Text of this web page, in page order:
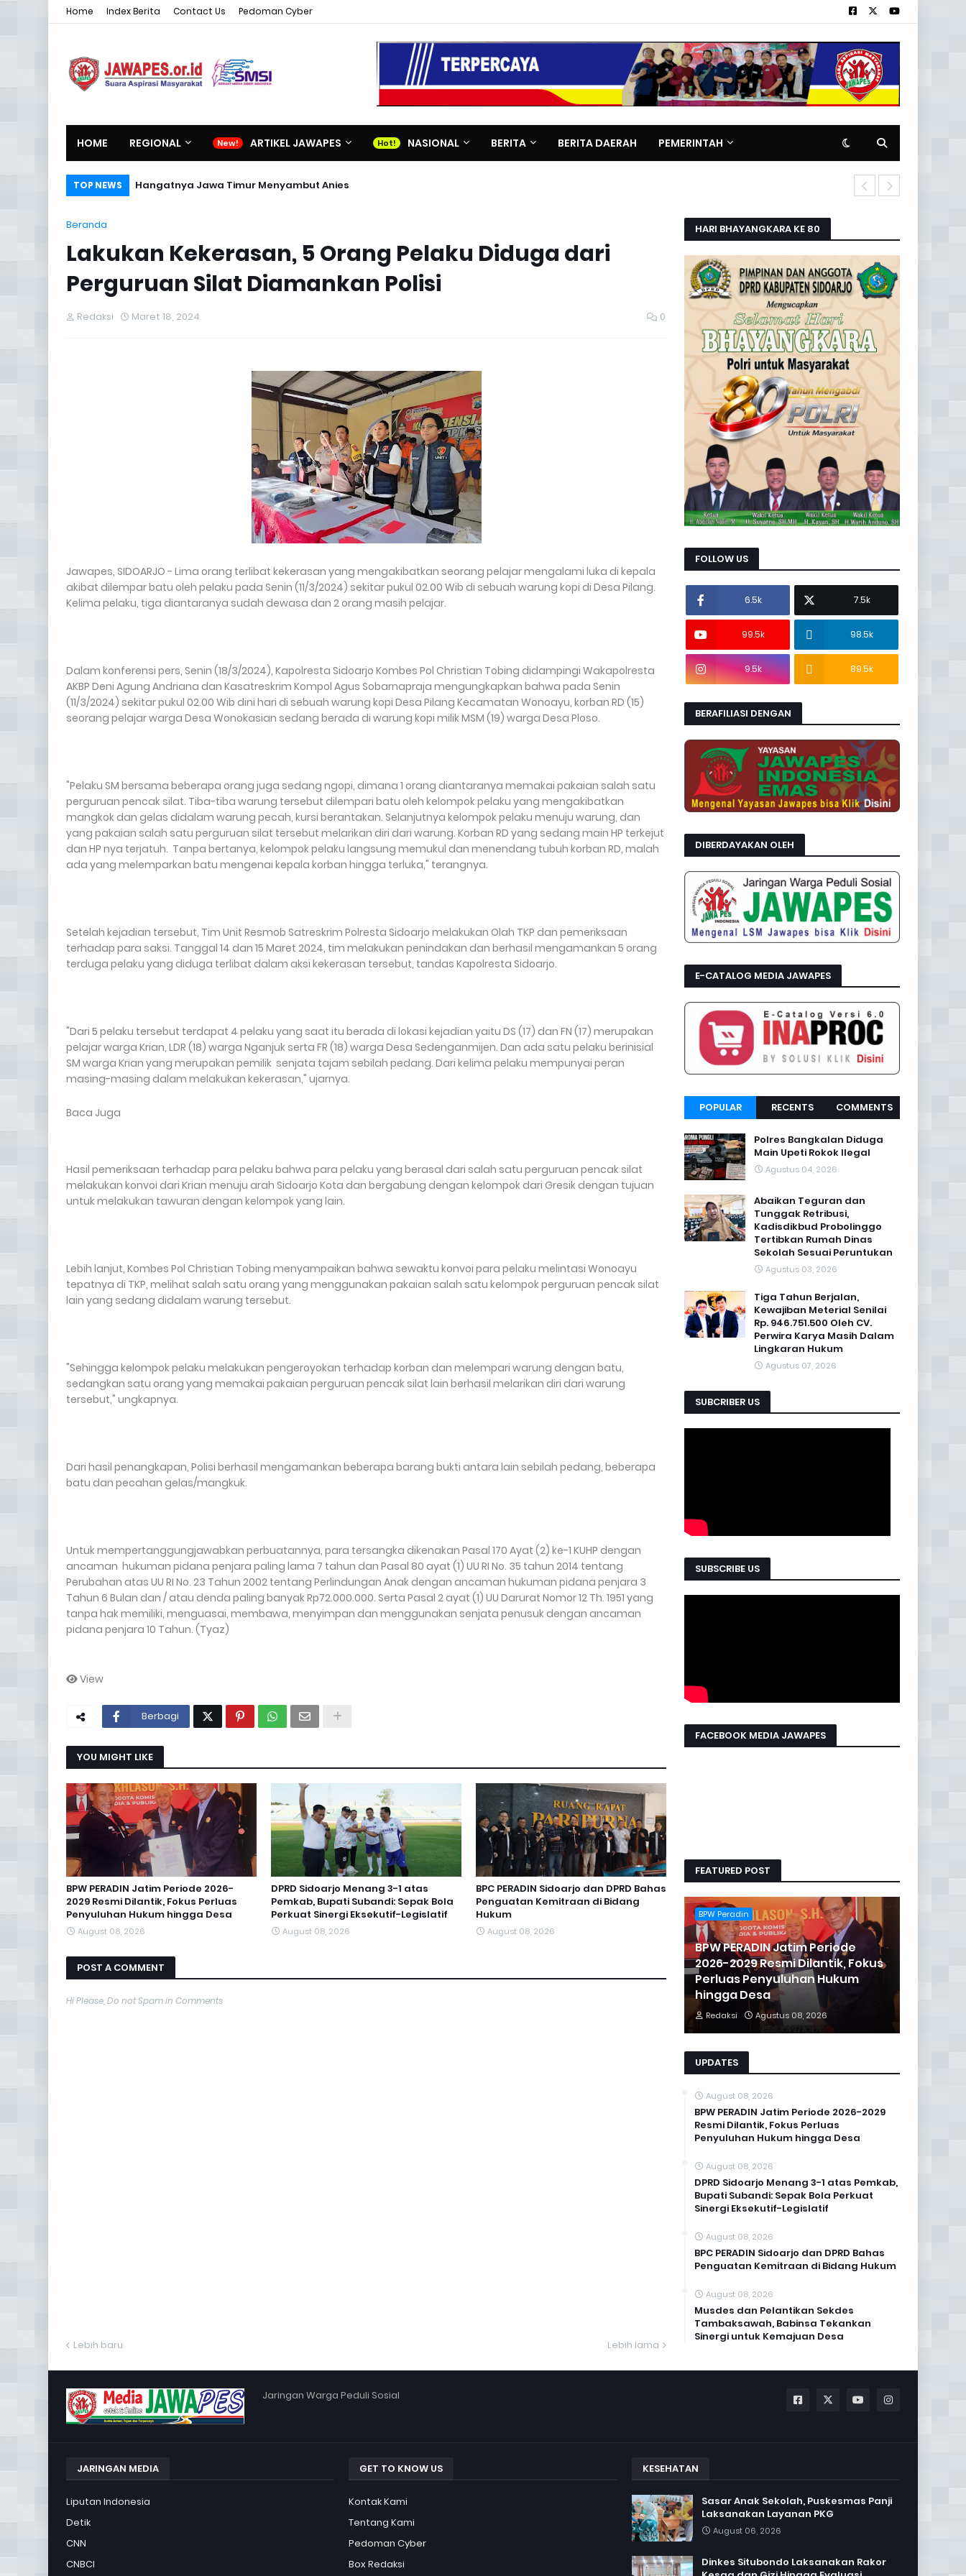
Home Index Berita Contact Us Pedoman Cyber
HOME REGIONAL ARTIKEL JAWAPES NASIONAL BERITA BERITA DAERAH PEMERINTAH
TOP NEWS Hangatnya Jawa Timur Menyambut Anies
Beranda
Lakukan Kekerasan, 5 Orang Pelaku Diduga dari
Perguruan Silat Diamankan Polisi
Redaksi Maret 18, 2024 0
Jawapes, SIDOARJO - Lima orang terlibat kekerasan yang mengakibatkan seorang pelajar mengalami luka di kepala
akibat dilempar batu oleh pelaku pada Senin (11/3/2024) sekitar pukul 02.00 Wib di sebuah warung kopi di Desa Pilang.
Kelima pelaku, tiga diantaranya sudah dewasa dan 2 orang masih pelajar.
Dalam konferensi pers, Senin (18/3/2024), Kapolresta Sidoarjo Kombes Pol Christian Tobing didampingi Wakapolresta
AKBP Deni Agung Andriana dan Kasatreskrim Kompol Agus Sobarnapraja mengungkapkan bahwa pada Senin
(11/3/2024) sekitar pukul 02.00 Wib dini hari di sebuah warung kopi Desa Pilang Kecamatan Wonoayu, korban RD (15)
seorang pelajar warga Desa Wonokasian sedang berada di warung kopi milik MSM (19) warga Desa Ploso.
"Pelaku SM bersama beberapa orang juga sedang ngopi, dimana 1 orang diantaranya memakai pakaian salah satu
perguruan pencak silat. Tiba-tiba warung tersebut dilempari batu oleh kelompok pelaku yang mengakibatkan
mangkok dan gelas didalam warung pecah, kursi berantakan. Selanjutnya kelompok pelaku menuju warung, dan
yang pakaian salah satu perguruan silat tersebut melarikan diri dari warung. Korban RD yang sedang main HP terkejut
dan HP nya terjatuh. Tanpa bertanya, kelompok pelaku langsung memukul dan menendang tubuh korban RD, malah
ada yang melemparkan batu mengenai kepala korban hingga terluka," terangnya.
Setelah kejadian tersebut, Tim Unit Resmob Satreskrim Polresta Sidoarjo melakukan Olah TKP dan pemeriksaan
terhadap para saksi. Tanggal 14 dan 15 Maret 2024, tim melakukan penindakan dan berhasil mengamankan 5 orang
terduga pelaku yang diduga terlibat dalam aksi kekerasan tersebut, tandas Kapolresta Sidoarjo.
"Dari 5 pelaku tersebut terdapat 4 pelaku yang saat itu berada di lokasi kejadian yaitu DS (17) dan FN (17) merupakan
pelajar warga Krian, LDR (18) warga Nganjuk serta FR (18) warga Desa Sedenganmijen. Dan ada satu pelaku berinisial
SM warga Krian yang merupakan pemilik senjata tajam sebilah pedang. Dari kelima pelaku mempunyai peran
masing-masing dalam melakukan kekerasan," ujarnya.
Baca Juga
Hasil pemeriksaan terhadap para pelaku bahwa para pelaku yang berasal dari salah satu perguruan pencak silat
melakukan konvoi dari Krian menuju arah Sidoarjo Kota dan bergabung dengan kelompok dari Gresik dengan tujuan
untuk melakukan tawuran dengan kelompok yang lain.
Lebih lanjut, Kombes Pol Christian Tobing menyampaikan bahwa sewaktu konvoi para pelaku melintasi Wonoayu
tepatnya di TKP, melihat salah satu orang yang menggunakan pakaian salah satu kelompok perguruan pencak silat
lain yang sedang didalam warung tersebut.
"Sehingga kelompok pelaku melakukan pengeroyokan terhadap korban dan melempari warung dengan batu,
sedangkan satu orang yang memakai pakaian perguruan pencak silat lain berhasil melarikan diri dari warung
tersebut," ungkapnya.
Dari hasil penangkapan, Polisi berhasil mengamankan beberapa barang bukti antara lain sebilah pedang, beberapa
batu dan pecahan gelas/mangkuk.
Untuk mempertanggungjawabkan perbuatannya, para tersangka dikenakan Pasal 170 Ayat (2) ke-1 KUHP dengan
ancaman hukuman pidana penjara paling lama 7 tahun dan Pasal 80 ayat (1) UU RI No. 35 tahun 2014 tentang
Perubahan atas UU RI No. 23 Tahun 2002 tentang Perlindungan Anak dengan ancaman hukuman pidana penjara 3
Tahun 6 Bulan dan / atau denda paling banyak Rp72.000.000. Serta Pasal 2 ayat (1) UU Darurat Nomor 12 Th. 1951 yang
tanpa hak memiliki, menguasai, membawa, menyimpan dan menggunakan senjata penusuk dengan ancaman
pidana penjara 10 Tahun. (Tyaz)
View
Berbagi
YOU MIGHT LIKE
BPW PERADIN Jatim Periode 2026-
2029 Resmi Dilantik, Fokus Perluas
Penyuluhan Hukum hingga Desa
August 08, 2026
DPRD Sidoarjo Menang 3-1 atas
Pemkab, Bupati Subandi: Sepak Bola
Perkuat Sinergi Eksekutif-Legislatif
August 08, 2026
BPC PERADIN Sidoarjo dan DPRD Bahas
Penguatan Kemitraan di Bidang
Hukum
August 08, 2026
POST A COMMENT
Hi Please, Do not Spam in Comments
Lebih baru Lebih lama
HARI BHAYANGKARA KE 80
FOLLOW US
6.5k 7.5k
99.5k 98.5k
9.5k 89.5k
BERAFILIASI DENGAN
DIBERDAYAKAN OLEH
E-CATALOG MEDIA JAWAPES
POPULAR RECENTS COMMENTS
Polres Bangkalan Diduga
Main Upeti Rokok Ilegal
Agustus 04, 2026
Abaikan Teguran dan
Tunggak Retribusi,
Kadisdikbud Probolinggo
Tertibkan Rumah Dinas
Sekolah Sesuai Peruntukan
Agustus 03, 2026
Tiga Tahun Berjalan,
Kewajiban Meterial Senilai
Rp. 946.751.500 Oleh CV.
Perwira Karya Masih Dalam
Lingkaran Hukum
Agustus 07, 2026
SUBCRIBER US
SUBSCRIBE US
FACEBOOK MEDIA JAWAPES
FEATURED POST
BPW Peradin
BPW PERADIN Jatim Periode
2026-2029 Resmi Dilantik, Fokus
Perluas Penyuluhan Hukum
hingga Desa
Redaksi Agustus 08, 2026
UPDATES
August 08, 2026
BPW PERADIN Jatim Periode 2026-2029
Resmi Dilantik, Fokus Perluas
Penyuluhan Hukum hingga Desa
August 08, 2026
DPRD Sidoarjo Menang 3-1 atas Pemkab,
Bupati Subandi: Sepak Bola Perkuat
Sinergi Eksekutif-Legislatif
August 08, 2026
BPC PERADIN Sidoarjo dan DPRD Bahas
Penguatan Kemitraan di Bidang Hukum
August 08, 2026
Musdes dan Pelantikan Sekdes
Tambaksawah, Babinsa Tekankan
Sinergi untuk Kemajuan Desa
Jaringan Warga Peduli Sosial
JARINGAN MEDIA
Liputan Indonesia
Detik
CNN
CNBCI
GET TO KNOW US
Kontak Kami
Tentang Kami
Pedoman Cyber
Box Redaksi
KESEHATAN
Sasar Anak Sekolah, Puskesmas Panji
Laksanakan Layanan PKG
August 06, 2026
Dinkes Situbondo Laksanakan Rakor